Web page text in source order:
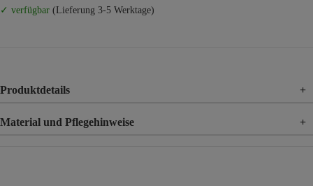
✓ verfügbar (Lieferung 3-5 Werktage)
Produktdetails +
Material und Pflegehinweise +